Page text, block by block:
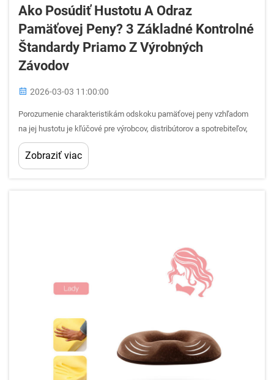
Ako Posúdiť Hustotu A Odraz
Pamäťovej Peny? 3 Základné Kontrolné
Štandardy Priamo Z Výrobných
Závodov
2026-03-03 11:00:00
Porozumenie charakteristikám odskoku pamäťovej peny vzhľadom
na jej hustotu je kľúčové pre výrobcov, distribútorov a spotrebiteľov,
ktorí hľadajú výnimočné výrobky na spánok. Inšpekcie v továrňach
odhaľujú, že správna hodnotenie odskoku pamäťovej peny vzhľadom
Zobraziť viac